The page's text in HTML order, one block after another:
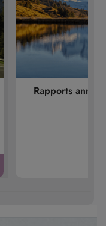
Rapports